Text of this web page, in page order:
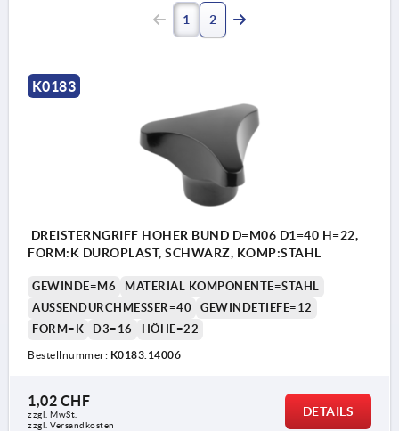
1 2
K0183
DREISTERNGRIFF HOHER BUND D=M06 D1=40 H=22,
FORM:K DUROPLAST, SCHWARZ, KOMP:STAHL
GEWINDE=M6
MATERIAL KOMPONENTE=STAHL
AUSSENDURCHMESSER=40
GEWINDETIEFE=12
FORM=K
D3=16 HÖHE=22
Bestellnummer: K0183.14006
1,02 CHF
zzgl. MwSt.
zzgl. Versandkosten
DETAILS